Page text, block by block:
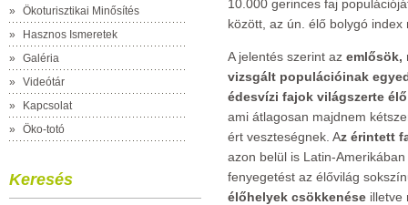
»
Ökoturisztikai Minősítés
»
Hasznos Ismeretek
»
Galéria
»
Videótár
»
Kapcsolat
»
Öko-totó
Keresés
10.000 gerinces faj
között, az ún. élő bolygó
A jelentés szerint az emlősök,
vizsgált populációinak
édesvízi fajok világszerte
ami átlagosan majdnem
ért veszteségnek. Az érintett
azon belül is Latin-
fenyegetést az élővilág
élőhelyek csökkenése illetve